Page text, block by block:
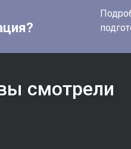
смотрели